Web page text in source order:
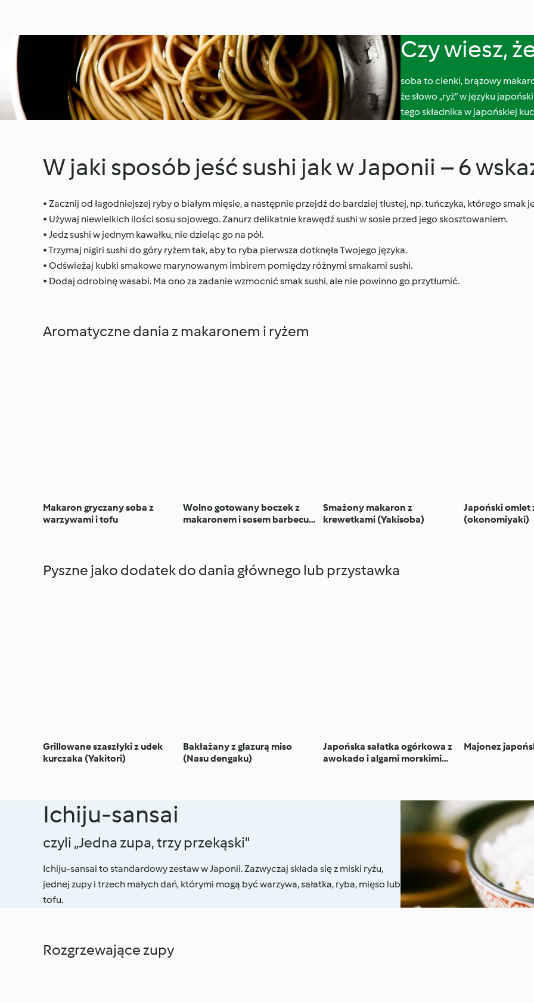
Czy wiesz,
soba to cienki, brązowy
że słowo „ryż” w języku
tego składnika w japońskiej
W jaki sposób jeść sushi jak w Japonii – 6
• Zacznij od łagodniejszej ryby o białym mięsie, a następnie przejdź do bardziej tłustej, np. tuńczyka, którego smak
• Używaj niewielkich ilości sosu sojowego. Zanurz delikatnie krawędź sushi w sosie przed jego skosztowaniem.
• Jedz sushi w jednym kawałku, nie dzieląc go na pół.
• Trzymaj nigiri sushi do góry ryżem tak, aby to ryba pierwsza dotknęła Twojego języka.
• Odświeżaj kubki smakowe marynowanym imbirem pomiędzy różnymi smakami sushi.
• Dodaj odrobinę wasabi. Ma ono za zadanie wzmocnić smak sushi, ale nie powinno go przytłumić.
Aromatyczne dania z makaronem i ryżem
Makaron gryczany soba z
warzywami i tofu
Wolno gotowany boczek z
makaronem i sosem barbecue
Smażony makaron z
krewetkami (Yakisoba)
Japoński omlet
(okonomiyaki)
Pyszne jako dodatek do dania głównego lub przystawka
Grillowane szaszłyki z udek
kurczaka (Yakitori)
Bakłażany z glazurą miso
(Nasu dengaku)
Japońska sałatka ogórkowa z
awokado i algami morskimi
Majonez
Ichiju-sansai
czyli „Jedna zupa, trzy przekąski"
Ichiju-sansai to standardowy zestaw w Japonii. Zazwyczaj składa się z miski ryżu,
jednej zupy i trzech małych dań, którymi mogą być warzywa, sałatka, ryba, mięso lub
tofu.
Rozgrzewające zupy